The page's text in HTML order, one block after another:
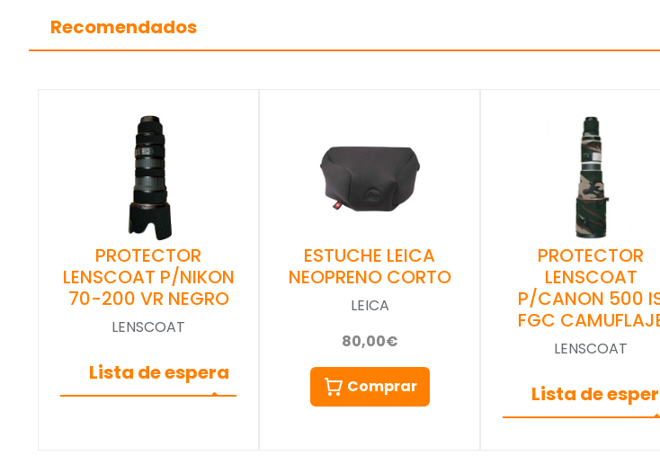
Recomendados
PROTECTOR
LENSCOAT P/NIKON
70-200 VR NEGRO
LENSCOAT
Lista de espera
ESTUCHE LEICA
NEOPRENO CORTO
LEICA
80,00€
Comprar
PROTECTOR
LENSCOAT
P/CANON 500
FGC
LENSCOAT
Lista de